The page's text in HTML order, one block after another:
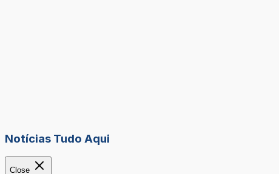
Notícias Tudo Aqui
Close